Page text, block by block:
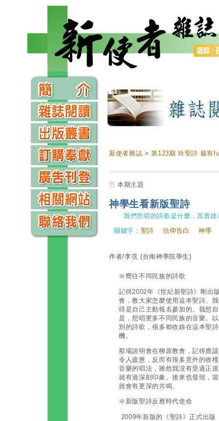
新使者雜誌 >第123期 吟聖詩 最有
本期主題
神學生看新版聖詩
我們所唱的詩歌是什麼，其實
關鍵字： 聖詩 信仰告白 神學
作者/李弦 (台南神學院學生)
※嚮往不同民族的詩歌
記得2002年《世紀新聖詩》剛出
會，教大家怎麼使用這本聖詩。
得是自己主動報名參加的。我想
是，想唱更多不同民族的音樂。
別的詩歌，很多都收錄在這本聖
機。
那場說明會在柳原教會，記得應
令人疲憊，反而有很多意外的收
音樂的唱法，雖然我沒有受過正
就有過深刻印象。後來也發現，
就會有更深的共鳴。
※新版聖詩反應時代使命
2009年新版的《聖詩》正式出